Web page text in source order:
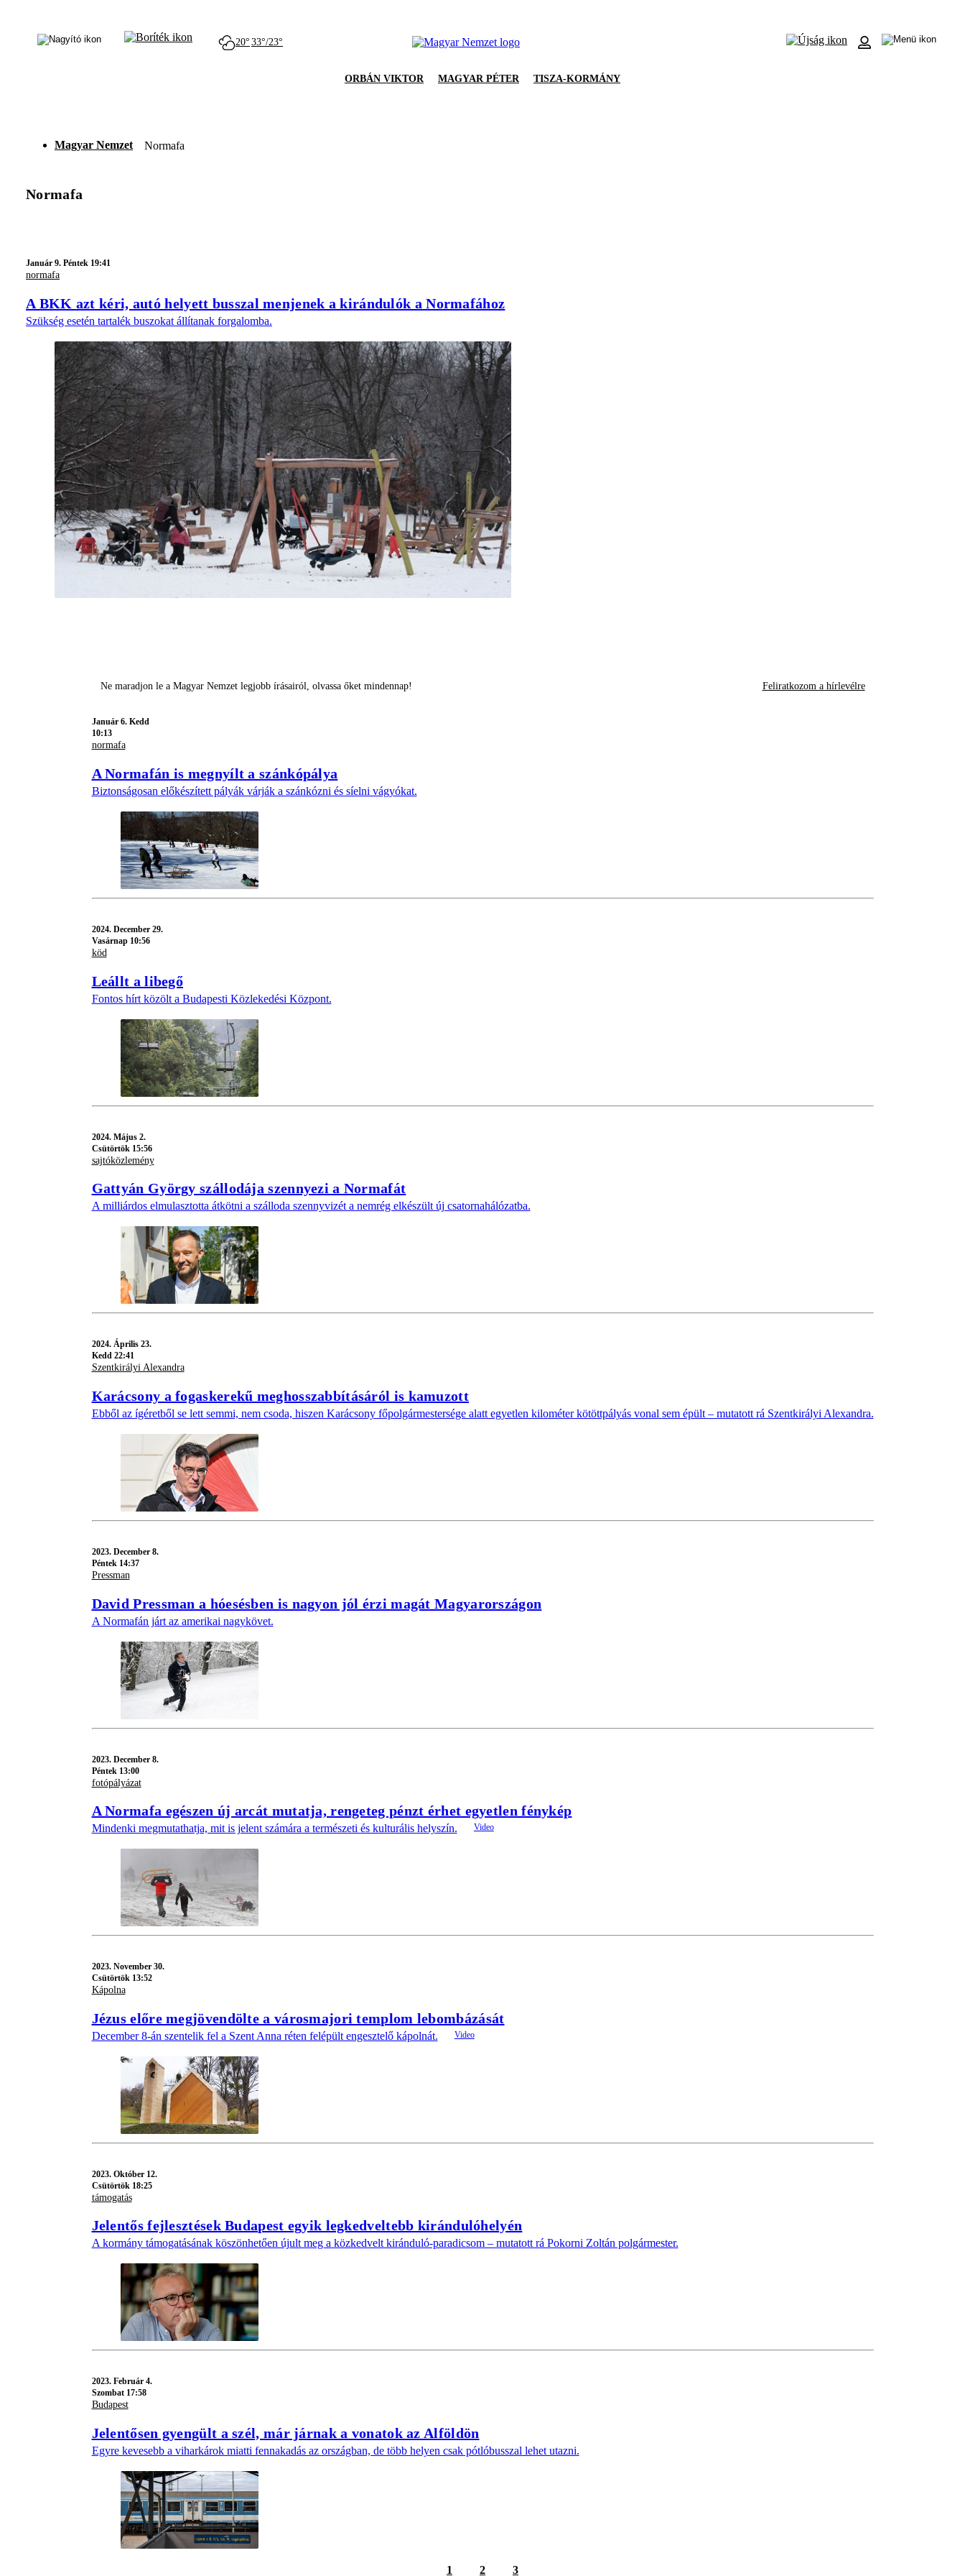
20° 33°/23°
ORBÁN VIKTOR MAGYAR PÉTER TISZA-KORMÁNY
Magyar Nemzet Normafa
Normafa
Január 9. Péntek 19:41
normafa
A BKK azt kéri, autó helyett busszal menjenek a kirándulók a Normafához
Szükség esetén tartalék buszokat állítanak forgalomba.
Ne maradjon le a Magyar Nemzet legjobb írásairól, olvassa őket mindennap! Feliratkozom a hírlevélre
Január 6. Kedd
10:13
normafa
A Normafán is megnyílt a szánkópálya
Biztonságosan előkészített pályák várják a szánkózni és síelni vágyókat.
2024. December 29.
Vasárnap 10:56
köd
Leállt a libegő
Fontos hírt közölt a Budapesti Közlekedési Központ.
2024. Május 2.
Csütörtök 15:56
sajtóközlemény
Gattyán György szállodája szennyezi a Normafát
A milliárdos elmulasztotta átkötni a szálloda szennyvizét a nemrég elkészült új csatornahálózatba.
2024. Április 23.
Kedd 22:41
Szentkirályi Alexandra
Karácsony a fogaskerekű meghosszabbításáról is kamuzott
Ebből az ígéretből se lett semmi, nem csoda, hiszen Karácsony főpolgármestersége alatt egyetlen kilométer kötöttpályás vonal sem épült – mutatott rá Szentkirályi Alexandra.
2023. December 8.
Péntek 14:37
Pressman
David Pressman a hóesésben is nagyon jól érzi magát Magyarországon
A Normafán járt az amerikai nagykövet.
2023. December 8.
Péntek 13:00
fotópályázat
A Normafa egészen új arcát mutatja, rengeteg pénzt érhet egyetlen fénykép
Mindenki megmutathatja, mit is jelent számára a természeti és kulturális helyszín.
2023. November 30.
Csütörtök 13:52
Kápolna
Jézus előre megjövendölte a városmajori templom lebombázását
December 8-án szentelik fel a Szent Anna réten felépült engesztelő kápolnát.
2023. Október 12.
Csütörtök 18:25
támogatás
Jelentős fejlesztések Budapest egyik legkedveltebb kirándulóhelyén
A kormány támogatásának köszönhetően újult meg a közkedvelt kiránduló-paradicsom – mutatott rá Pokorni Zoltán polgármester.
2023. Február 4.
Szombat 17:58
Budapest
Jelentősen gyengült a szél, már járnak a vonatok az Alföldön
Egyre kevesebb a viharkárok miatti fennakadás az országban, de több helyen csak pótlóbusszal lehet utazni.
1 2 3